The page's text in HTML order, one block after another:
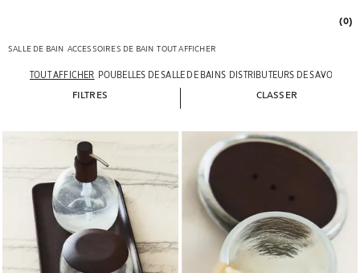
(0)
SALLE DE BAIN ACCESSOIRES DE BAIN TOUT AFFICHER
TOUT AFFICHER POUBELLES DE SALLE DE BAINS DISTRIBUTEURS DE SAVON
FILTRES CLASSER